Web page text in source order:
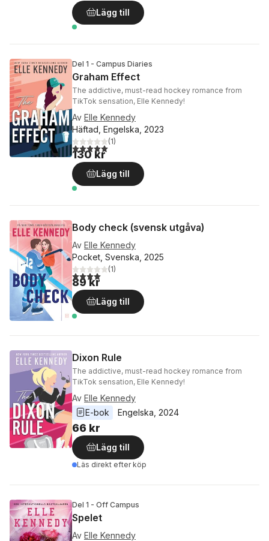
Lägg till
Del 1 - Campus Diaries
Graham Effect
The addictive, must-read hockey romance from
TikTok sensation, Elle Kennedy!
Av Elle Kennedy
Häftad, Engelska, 2023
5,0utav 5 stjärnor. Totalt antal röster:
(1)
130 kr
Lägg till
Body check (svensk utgåva)
Av Elle Kennedy
Pocket, Svenska, 2025
4,0utav 5 stjärnor. Totalt antal röster:
(1)
89 kr
Lägg till
Dixon Rule
The addictive, must-read hockey romance from
TikTok sensation, Elle Kennedy!
Av Elle Kennedy
E-bok
Engelska 2024
66 kr
Lägg till
Läs direkt efter köp
Del 1 - Off Campus
Spelet
Av Elle Kennedy